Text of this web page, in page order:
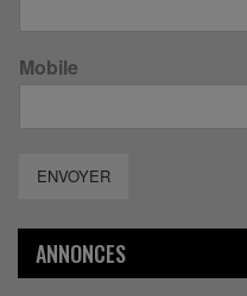
Mobile
ENVOYER
ANNONCES